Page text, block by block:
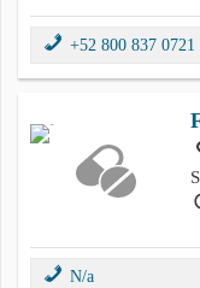
+52 800 837 0721
N/a